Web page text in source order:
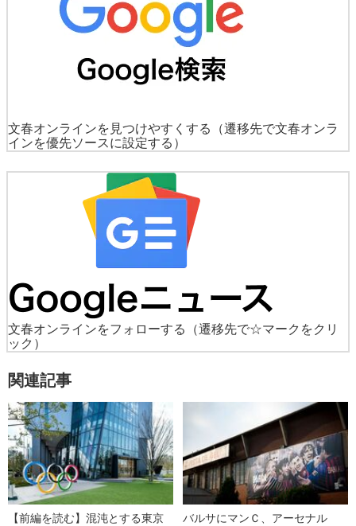
文春オンラインを見つけやすくする
（遷移先で文春オンラ
インを優先ソースに設定する）
文春オンラインをフォローする
（遷移先で☆マークをクリ
ック）
関連記事
【前編を読む】混沌とする東京
バルサにマンＣ、アーセナル